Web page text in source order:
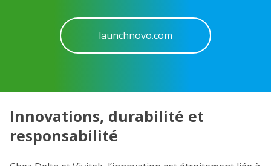
launchnovo.com
Innovations, durabilité et
responsabilité